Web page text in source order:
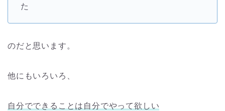
た
のだと思います。
他にもいろいろ、
自分でできることは自分でやって欲しい